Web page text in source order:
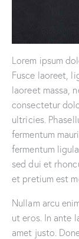
Lorem ipsum
Fusce laoreet,
laoreet massa,
consectetur
ultricies.
fermentum
fermentum
sed dui et
et pretium est
Nullam arcu
ut eros. In ante
amet justo.